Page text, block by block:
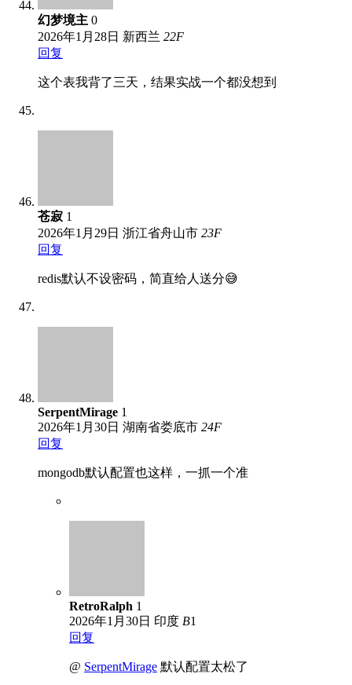
幻梦境主 0
2026年1月28日 新西兰 22F
回复
这个表我背了三天，结果实战一个都没想到
苍寂 1
2026年1月29日 浙江省舟山市 23F
回复
redis默认不设密码，简直给人送分😅
SerpentMirage 1
2026年1月30日 湖南省娄底市 24F
回复
mongodb默认配置也这样，一抓一个准
RetroRalph 1
2026年1月30日 印度 B1
回复
@ SerpentMirage 默认配置太松了